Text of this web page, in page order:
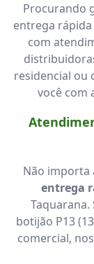
Procurando
entrega rápida
com
residencial ou
você com
Não importa
entrega
botijão P13
comercial,